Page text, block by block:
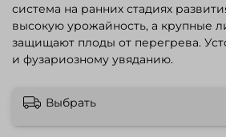
система на ранних стадиях
высокую урожайность, а крупные
защищают плоды от перегрева. Устойчив к антракнозу
и фузариозному увяданию.
Выбрать